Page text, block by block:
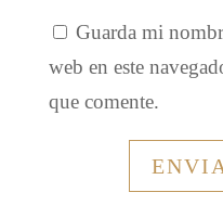
Guarda mi
web en este
que comente.